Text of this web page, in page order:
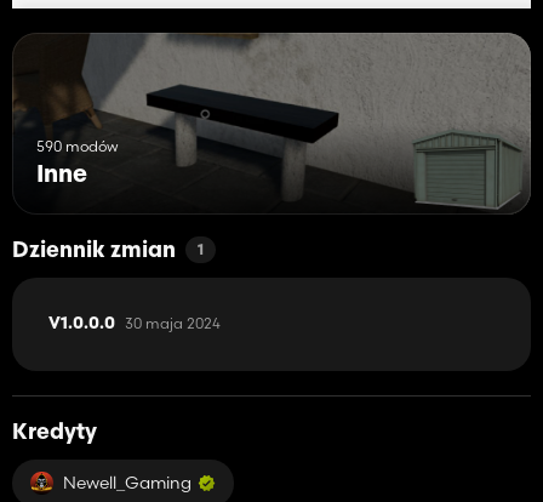
590 modów
Inne
Dziennik zmian 1
V1.0.0.0 30 maja 2024
Kredyty
Newell_Gaming